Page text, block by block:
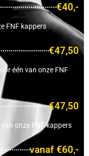
€40,-
FNF kappers
€47,50
één van onze FNF
€47,50
onze FNF kappers
vanaf €60,-